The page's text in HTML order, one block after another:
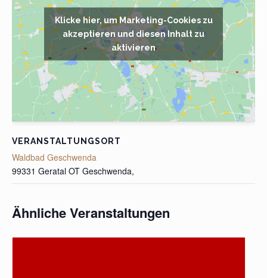
VERANSTALTUNGSORT
Waldbad Geschwenda
99331 Geratal OT Geschwenda,
Klicke hier, um Marketing-Cookies zu
akzeptieren und diesen Inhalt zu
aktivieren
Ähnliche Veranstaltungen